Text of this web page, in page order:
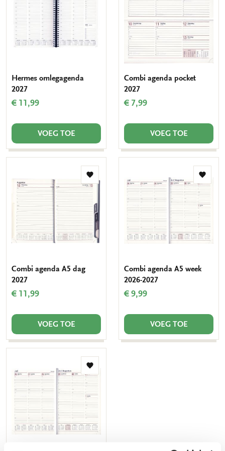
Hermes omlegagenda
2027
€ 11,99
VOEG TOE
Combi agenda pocket
2027
€ 7,99
VOEG TOE
Toevoegen
aan
verlanglijst
Combi agenda A5 dag
2027
€ 11,99
VOEG TOE
aan
Combi agenda A5 week
2026-2027
€ 9,99
VOEG TOE
Toevoegen
aan
verlanglijst